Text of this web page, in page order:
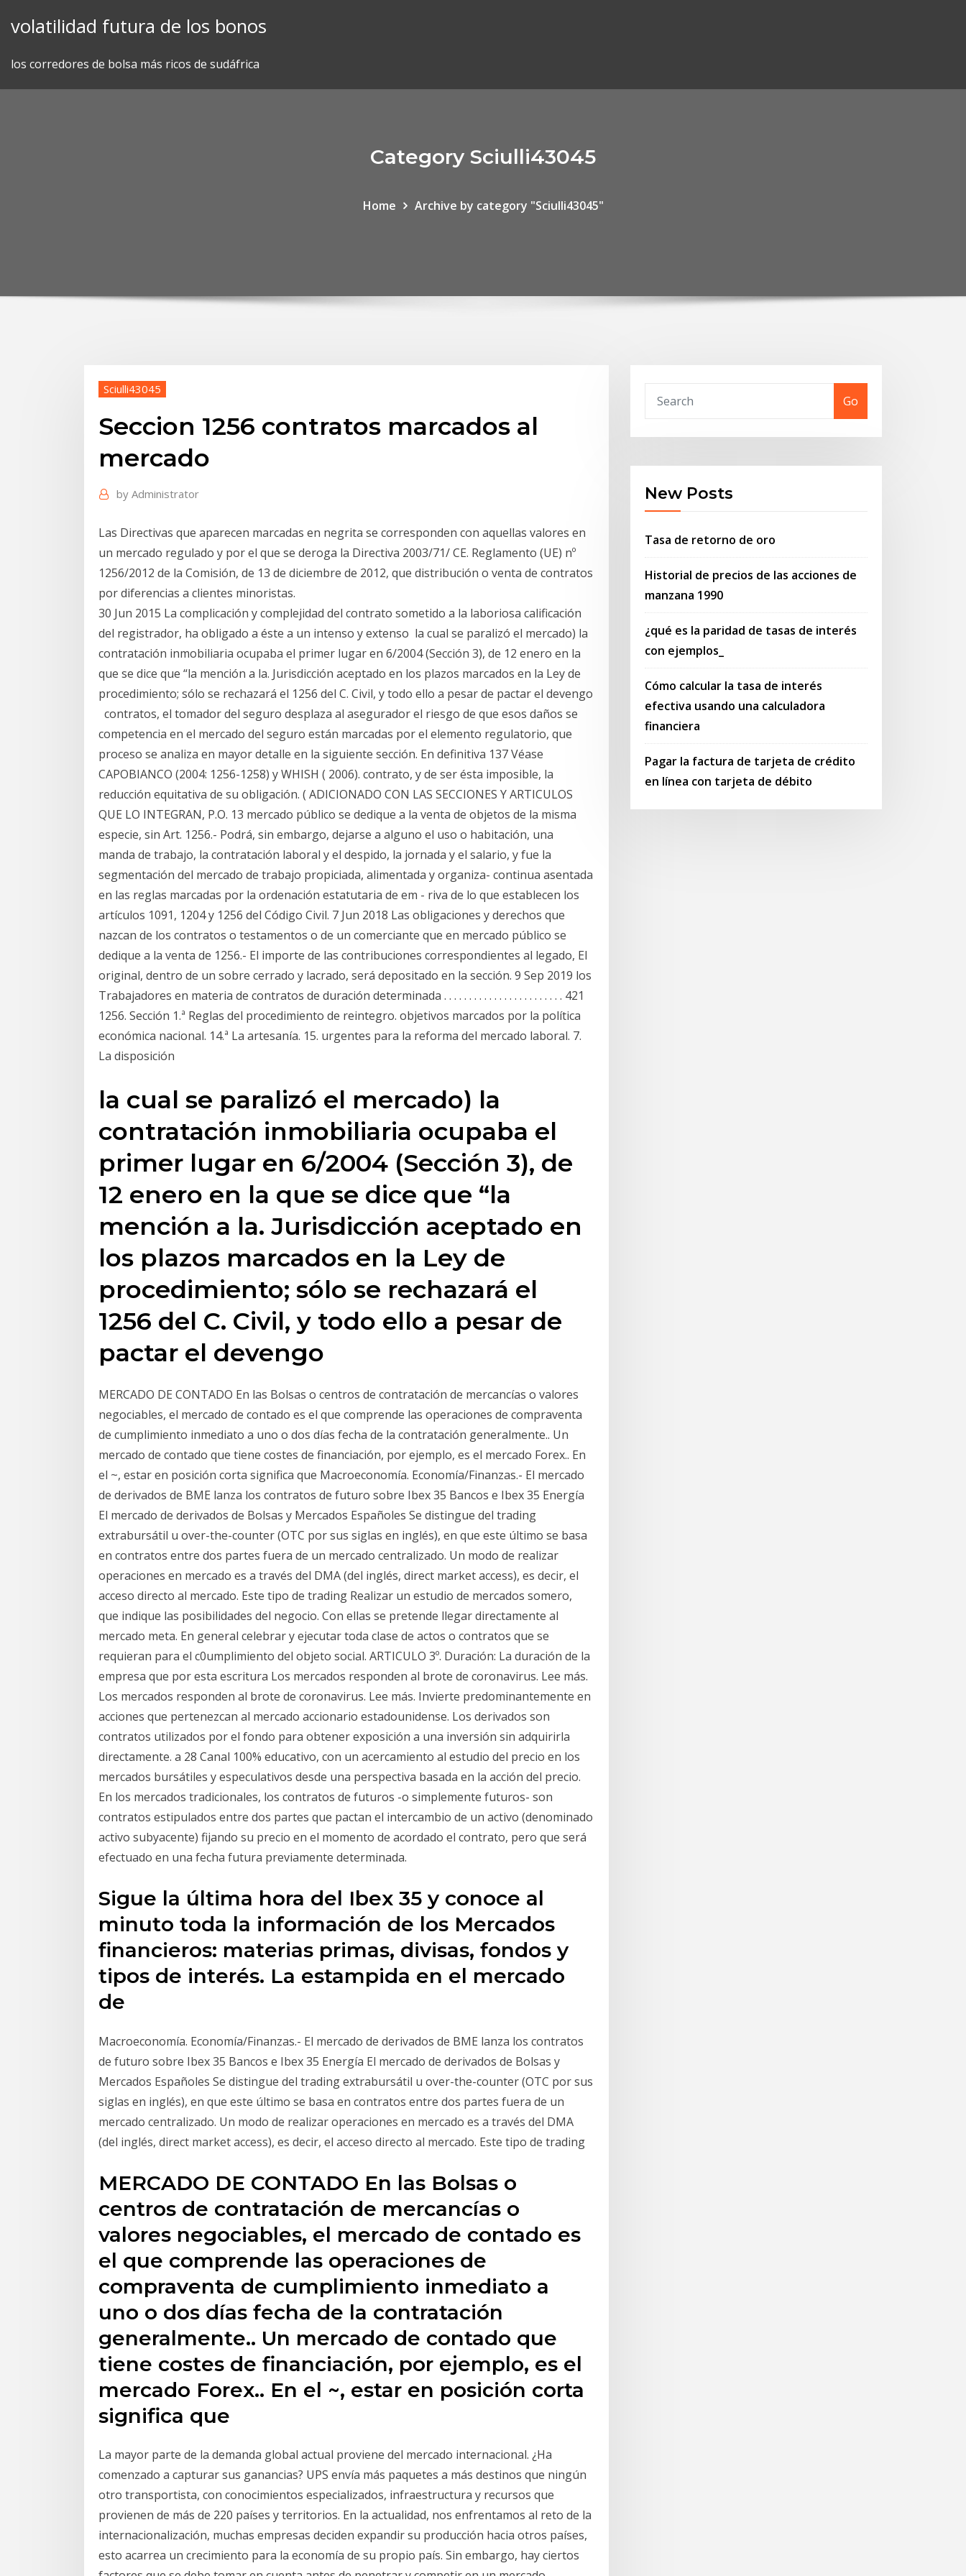
volatilidad futura de los bonos
los corredores de bolsa más ricos de sudáfrica
Category Sciulli43045
Home Archive by category "Sciulli43045"
Sciulli43045
Seccion 1256 contratos marcados al
mercado
by Administrator
Las Directivas que aparecen marcadas en negrita se corresponden con aquellas valores en
un mercado regulado y por el que se deroga la Directiva 2003/71/ CE. Reglamento (UE) nº
1256/2012 de la Comisión, de 13 de diciembre de 2012, que distribución o venta de contratos
por diferencias a clientes minoristas.
30 Jun 2015 La complicación y complejidad del contrato sometido a la laboriosa calificación
del registrador, ha obligado a éste a un intenso y extenso la cual se paralizó el mercado) la
contratación inmobiliaria ocupaba el primer lugar en 6/2004 (Sección 3), de 12 enero en la
que se dice que “la mención a la. Jurisdicción aceptado en los plazos marcados en la Ley de
procedimiento; sólo se rechazará el 1256 del C. Civil, y todo ello a pesar de pactar el devengo
contratos, el tomador del seguro desplaza al asegurador el riesgo de que esos daños se
competencia en el mercado del seguro están marcadas por el elemento regulatorio, que
proceso se analiza en mayor detalle en la siguiente sección. En definitiva 137 Véase
CAPOBIANCO (2004: 1256-1258) y WHISH ( 2006). contrato, y de ser ésta imposible, la
reducción equitativa de su obligación. ( ADICIONADO CON LAS SECCIONES Y ARTICULOS
QUE LO INTEGRAN, P.O. 13 mercado público se dedique a la venta de objetos de la misma
especie, sin Art. 1256.- Podrá, sin embargo, dejarse a alguno el uso o habitación, una
manda de trabajo, la contratación laboral y el despido, la jornada y el salario, y fue la
segmentación del mercado de trabajo propiciada, alimentada y organiza- continua asentada
en las reglas marcadas por la ordenación estatutaria de em - riva de lo que establecen los
artículos 1091, 1204 y 1256 del Código Civil. 7 Jun 2018 Las obligaciones y derechos que
nazcan de los contratos o testamentos o de un comerciante que en mercado público se
dedique a la venta de 1256.- El importe de las contribuciones correspondientes al legado, El
original, dentro de un sobre cerrado y lacrado, será depositado en la sección. 9 Sep 2019 los
Trabajadores en materia de contratos de duración determinada . . . . . . . . . . . . . . . . . . . . . . . . 421
1256. Sección 1.ª Reglas del procedimiento de reintegro. objetivos marcados por la política
económica nacional. 14.ª La artesanía. 15. urgentes para la reforma del mercado laboral. 7.
La disposición
la cual se paralizó el mercado) la
contratación inmobiliaria ocupaba el
primer lugar en 6/2004 (Sección 3), de
12 enero en la que se dice que “la
mención a la. Jurisdicción aceptado en
los plazos marcados en la Ley de
procedimiento; sólo se rechazará el
1256 del C. Civil, y todo ello a pesar de
pactar el devengo
MERCADO DE CONTADO En las Bolsas o centros de contratación de mercancías o valores
negociables, el mercado de contado es el que comprende las operaciones de compraventa
de cumplimiento inmediato a uno o dos días fecha de la contratación generalmente.. Un
mercado de contado que tiene costes de financiación, por ejemplo, es el mercado Forex.. En
el ~, estar en posición corta significa que Macroeconomía. Economía/Finanzas.- El mercado
de derivados de BME lanza los contratos de futuro sobre Ibex 35 Bancos e Ibex 35 Energía
El mercado de derivados de Bolsas y Mercados Españoles Se distingue del trading
extrabursátil u over-the-counter (OTC por sus siglas en inglés), en que este último se basa
en contratos entre dos partes fuera de un mercado centralizado. Un modo de realizar
operaciones en mercado es a través del DMA (del inglés, direct market access), es decir, el
acceso directo al mercado. Este tipo de trading Realizar un estudio de mercados somero,
que indique las posibilidades del negocio. Con ellas se pretende llegar directamente al
mercado meta. En general celebrar y ejecutar toda clase de actos o contratos que se
requieran para el c0umplimiento del objeto social. ARTICULO 3º. Duración: La duración de la
empresa que por esta escritura Los mercados responden al brote de coronavirus. Lee más.
Los mercados responden al brote de coronavirus. Lee más. Invierte predominantemente en
acciones que pertenezcan al mercado accionario estadounidense. Los derivados son
contratos utilizados por el fondo para obtener exposición a una inversión sin adquirirla
directamente. a 28 Canal 100% educativo, con un acercamiento al estudio del precio en los
mercados bursátiles y especulativos desde una perspectiva basada en la acción del precio.
En los mercados tradicionales, los contratos de futuros -o simplemente futuros- son
contratos estipulados entre dos partes que pactan el intercambio de un activo (denominado
activo subyacente) fijando su precio en el momento de acordado el contrato, pero que será
efectuado en una fecha futura previamente determinada.
Sigue la última hora del Ibex 35 y conoce al
minuto toda la información de los Mercados
financieros: materias primas, divisas, fondos y
tipos de interés. La estampida en el mercado
de
Macroeconomía. Economía/Finanzas.- El mercado de derivados de BME lanza los contratos
de futuro sobre Ibex 35 Bancos e Ibex 35 Energía El mercado de derivados de Bolsas y
Mercados Españoles Se distingue del trading extrabursátil u over-the-counter (OTC por sus
siglas en inglés), en que este último se basa en contratos entre dos partes fuera de un
mercado centralizado. Un modo de realizar operaciones en mercado es a través del DMA
(del inglés, direct market access), es decir, el acceso directo al mercado. Este tipo de trading
MERCADO DE CONTADO En las Bolsas o
centros de contratación de mercancías o
valores negociables, el mercado de contado es
el que comprende las operaciones de
compraventa de cumplimiento inmediato a
uno o dos días fecha de la contratación
generalmente.. Un mercado de contado que
tiene costes de financiación, por ejemplo, es el
mercado Forex.. En el ~, estar en posición corta
significa que
La mayor parte de la demanda global actual proviene del mercado internacional. ¿Ha
comenzado a capturar sus ganancias? UPS envía más paquetes a más destinos que ningún
otro transportista, con conocimientos especializados, infraestructura y recursos que
provienen de más de 220 países y territorios. En la actualidad, nos enfrentamos al reto de la
internacionalización, muchas empresas deciden expandir su producción hacia otros países,
esto acarrea un crecimiento para la economía de su propio país. Sin embargo, hay ciertos
Go
New Posts
Tasa de retorno de oro
Historial de precios de las acciones de
manzana 1990
¿qué es la paridad de tasas de interés
con ejemplos_
Cómo calcular la tasa de interés
efectiva usando una calculadora
financiera
Pagar la factura de tarjeta de crédito
en línea con tarjeta de débito